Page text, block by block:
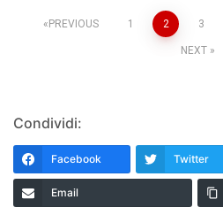
PREVIOUS 1 2 3
NEXT
Condividi:
Facebook Twitter
Email